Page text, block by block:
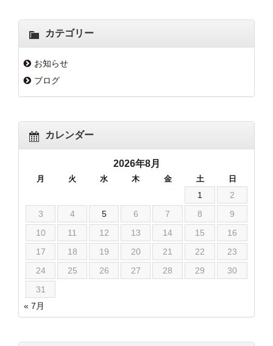
カテゴリー
お知らせ
ブログ
カレンダー
2026年8月
月 火 水 木 金 土 日
1
2
3
4 5 6 7 8
9
10
11 12 13 14 15
16
17
18 19 20 21 22
23
24
25 26 27 28 29
30
31
« 7月